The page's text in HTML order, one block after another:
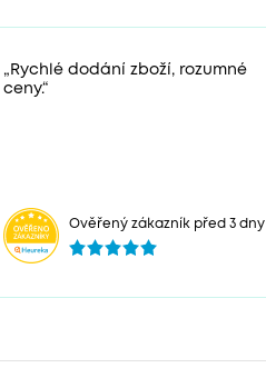
„Rychlé dodání zboží, rozumné
ceny.“
Ověřený zákazník před 3 dny